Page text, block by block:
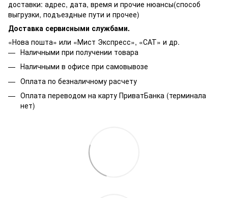
доставки: адрес, дата, время и прочие нюансы(способ
выгрузки, подъездные пути и прочее)
Доставка сервисными службами.
«Нова пошта» или «Мист Экспресс», «САТ» и др.
Наличными при получении товара
Наличными в офисе при самовывозе
Оплата по безналичному расчету
Оплата переводом на карту ПриватБанка (терминала
нет)